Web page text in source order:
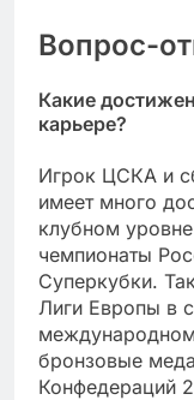
Вопрос-
Какие
карьере?
Игрок ЦСКА и
имеет много
клубном
чемпионаты
Суперкубки.
Лиги Европы в
бронзовые
Конфедераций